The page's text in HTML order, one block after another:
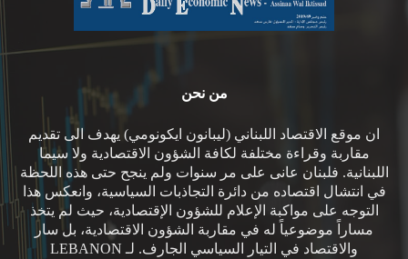
من نحن
ان موقع الاقتصاد اللبناني (ليبانون ايكونومي) يهدف الى تقديم
مقاربة وقراءة مختلفة لكافة الشؤون الاقتصادية ولا سيما
اللبنانية. فلبنان عانى على مر سنوات ولم ينجح حتى هذه اللحظة
في انتشال اقتصاده من دائرة التجاذبات السياسية، وانعكس هذا
التوجه على مواكبة الإعلام للشؤون الإقتصادية، حيث لم يتخذ
مساراً موضوعياً له في مقاربة الشؤون الاقتصادية، بل سار
والاقتصاد في التيار السياسي الجارف. لـ LEBANON